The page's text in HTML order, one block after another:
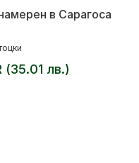
в Сарагоса
(35.01 лв.)